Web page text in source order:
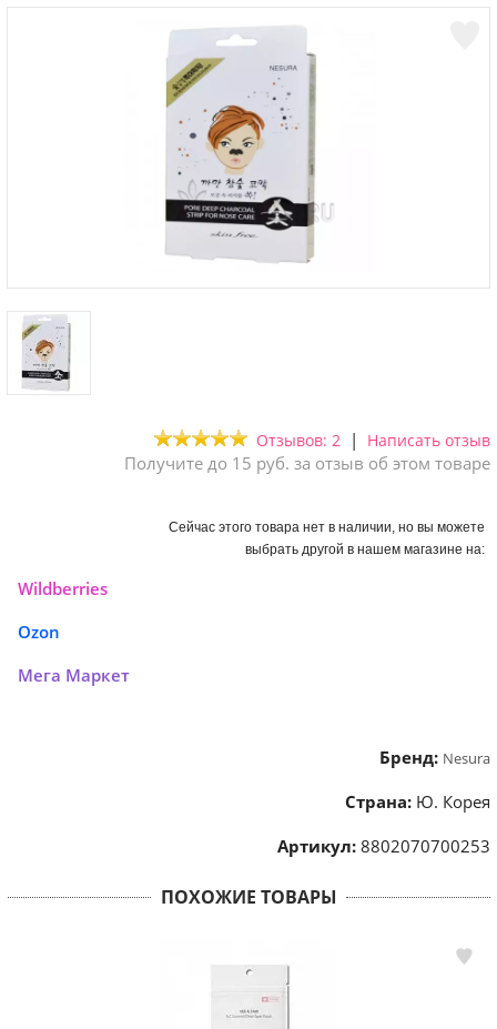
Отзывов: 2 | Написать отзыв
Получите до 15 руб. за отзыв об этом товаре
Сейчас этого товара нет в наличии, но вы можете
выбрать другой в нашем магазине на:
Wildberries
Ozon
Мега Маркет
Бренд: Nesura
Страна: Ю. Корея
Артикул: 8802070700253
ПОХОЖИЕ ТОВАРЫ